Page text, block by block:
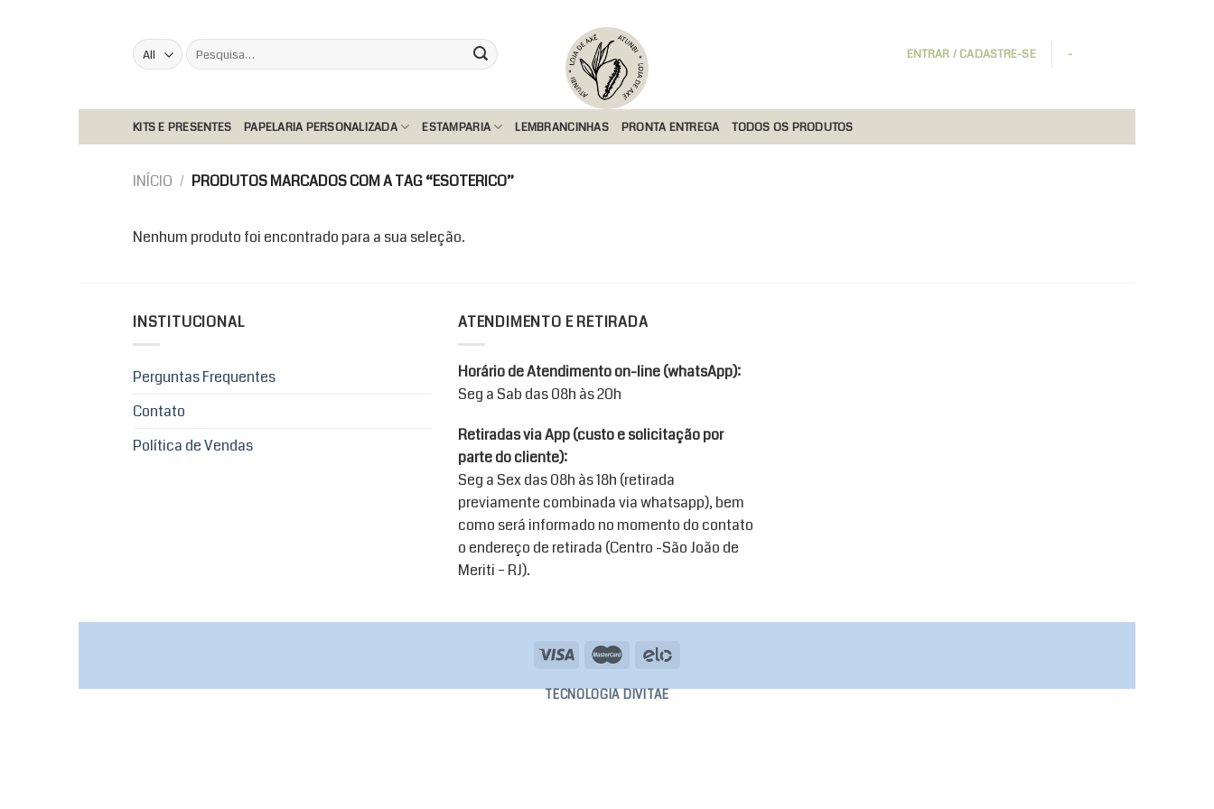
Pesquisar
por:
ENTRAR / CADASTRE-SE -
KITS E PRESENTES PAPELARIA PERSONALIZADA ESTAMPARIA LEMBRANCINHAS PRONTA ENTREGA TODOS OS PRODUTOS
INÍCIO / PRODUTOS MARCADOS COM A TAG “ESOTERICO”
Nenhum produto foi encontrado para a sua seleção.
INSTITUCIONAL
Perguntas Frequentes
Contato
Política de Vendas
ATENDIMENTO E RETIRADA
Horário de Atendimento on-line (whatsApp):
Seg a Sab das 08h às 20h
Retiradas via App (custo e solicitação por
parte do cliente):
Seg a Sex das 08h às 18h (retirada
previamente combinada via whatsapp), bem
como será informado no momento do contato
o endereço de retirada (Centro -São João de
Meriti – RJ).
TECNOLOGIA DIVITAE